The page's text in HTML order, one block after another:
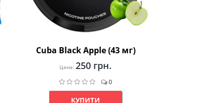
Cuba Black Apple (43 мг)
Цена:250 грн.
0
КУПИТИ